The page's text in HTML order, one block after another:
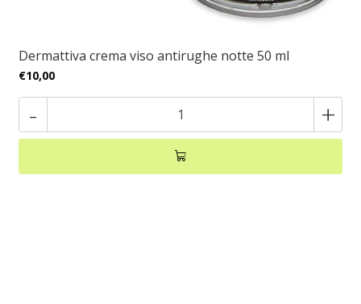
Dermattiva crema viso antirughe notte 50 ml
€10,00
- +